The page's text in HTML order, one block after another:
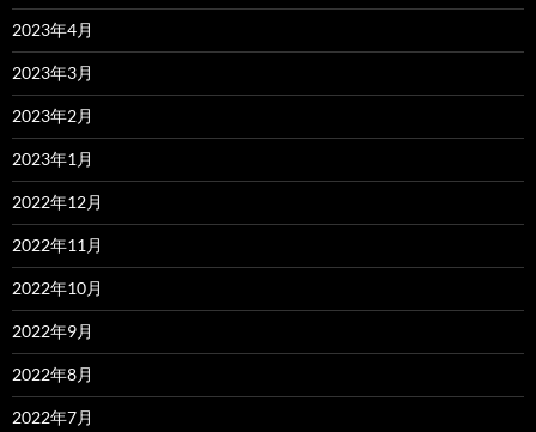
2023年4月
2023年3月
2023年2月
2023年1月
2022年12月
2022年11月
2022年10月
2022年9月
2022年8月
2022年7月